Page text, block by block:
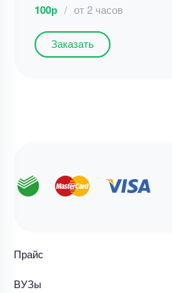
100р / от 2 часов
Заказать
Прайс
ВУЗы